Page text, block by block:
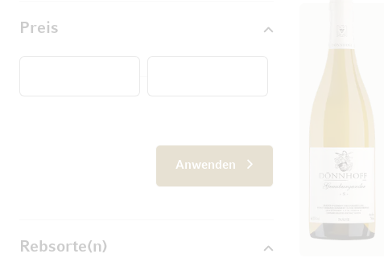
Preis
Anwenden
Rebsorte(n)